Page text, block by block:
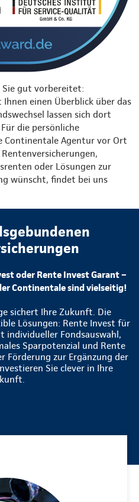
gut vorbereitet:
Ihnen einen Überblick über das
lassen sich dort
die persönliche
Continentale Agentur vor Ort
oder Lösungen zur
wünscht, findet bei uns
oder Rente Invest Garant –
Continentale sind vielseitig!
sichert Ihre Zukunft. Die
Lösungen: Rente Invest für
individueller Fondsauswahl,
Sparpotenzial und Rente
Förderung zur Ergänzung der
Sie clever in Ihre